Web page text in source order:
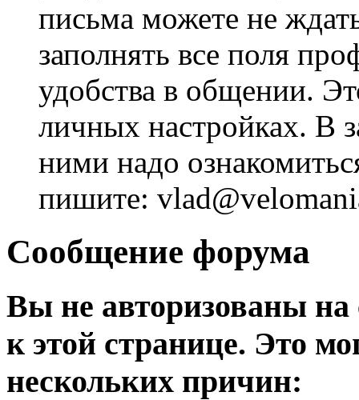
письма можете не
заполнять все поля
удобства в общении.
личных настройках. В
ними надо
пишите:
Сообщение форума
Вы не авторизованы на
к этой странице. Это
нескольких причин: